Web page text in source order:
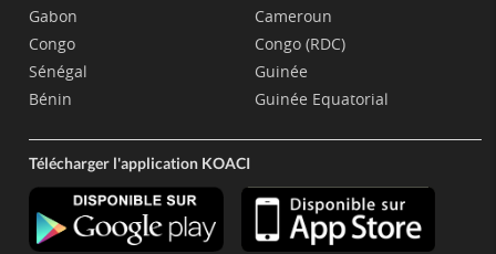
Gabon
Congo
Sénégal
Bénin
Cameroun
Congo (RDC)
Guinée
Guinée Equatorial
Télécharger l'application KOACI